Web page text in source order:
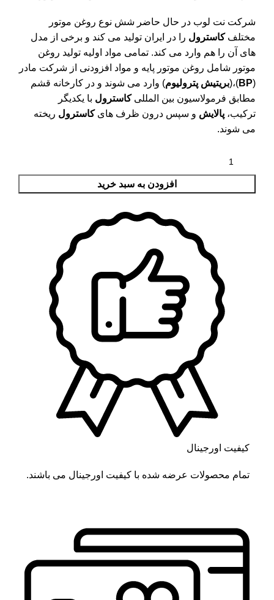
شرکت نت لوب در حال حاضر شش نوع روغن موتور
مختلفکاسترول را در ایران تولید می کند و برخی از مدل
های آن را هم وارد می کند. تمامی مواد اولیه تولید روغن
موتور شامل روغن موتور پایه و مواد افزودنی از شرکت مادر
(
BP)،(بریتیش پترولیوم) وارد می شوند و در کارخانه قشم
مطابق فرمولاسیون بین المللیکاسترول با یکدیگر
ترکیب، پالایش و سپس درون ظرف هایکاسترول ریخته
می شوند.
افزودن به سبد خرید
کیفیت اورجینال
تمام محصولات عرضه شده با کیفیت اورجینال می باشند.